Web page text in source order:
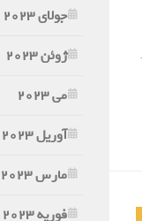
جولای 2023
ژوئن 2023
می 2023
آوریل 2023
مارس 2023
فوریه 2023